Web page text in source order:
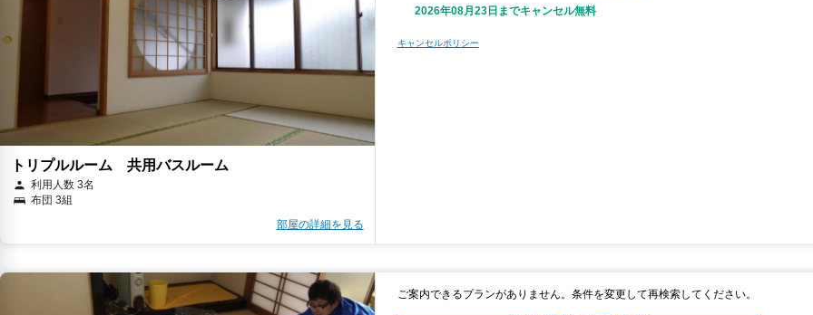
トリプルルーム 共用バスルーム
利用人数 3名
布団 3組
部屋の詳細を見る
2026年08月23日までキャンセル無料
キャンセルポリシー
ご案内できるプランがありません。条件を変更して再検索してください。